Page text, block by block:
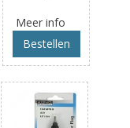
Meer info
Bestellen